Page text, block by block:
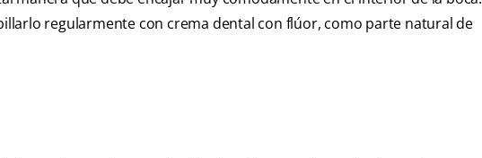
regularmente con crema dental con flúor, como parte natural de